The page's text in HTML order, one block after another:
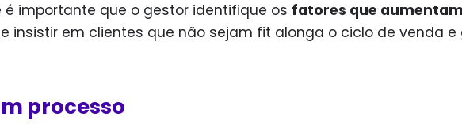
é importante que o gestor identifique os fatores que
insistir em clientes que não sejam fit alonga o ciclo de venda e
processo